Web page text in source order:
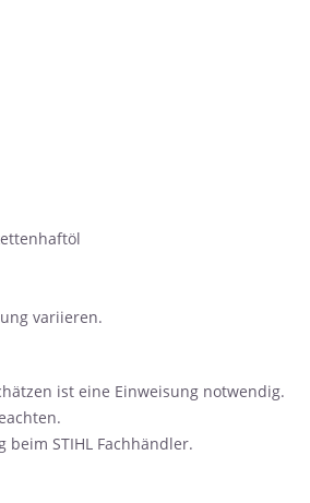
variieren.
ist eine Einweisung notwendig.
STIHL Fachhändler.